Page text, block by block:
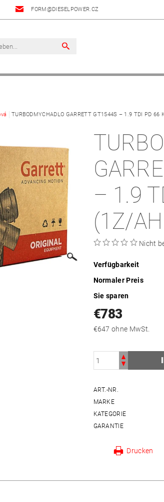
FORM@DIESELPOWER.CZ
TURBODMYCHADLO GARRETT GT1544S – 1.9 TDI PD 66
– 1.9
(1Z/
Nicht
Verfügbarkeit
Normaler Preis
Sie sparen
€783
€647 ohne MwSt.
ART.-NR.
MARKE
KATEGORIE
GARANTIE
Drucken